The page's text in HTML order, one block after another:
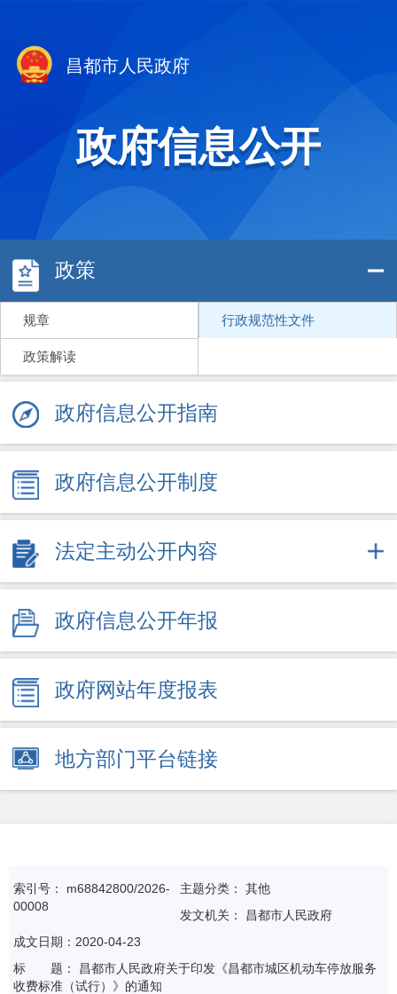
昌都市人民政府
政府信息公开
政策
规章 行政规范性文件
政策解读
政府信息公开指南
政府信息公开制度
法定主动公开内容
政府信息公开年报
政府网站年度报表
地方部门平台链接
索引号：
m68842800/2026-
00008
主题分类：
其他
发文机关：
昌都市人民政府
成文日期：2020-04-23
标
题：
昌都市人民政府关于印发《昌都市城区机动车停放服务
收费标准（试行）》的通知